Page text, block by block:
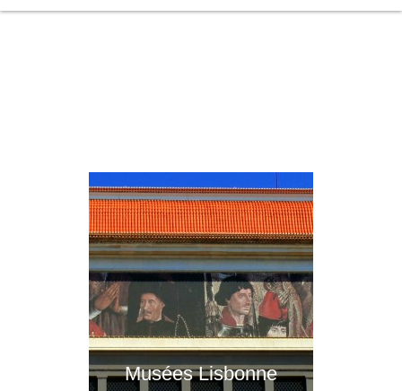
Musées Lisbonne